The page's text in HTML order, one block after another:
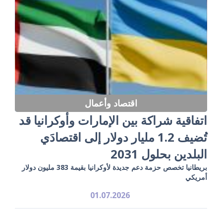
اقتصاد وأعمال
اتفاقية شراكة بين الإمارات وأوكرانيا قد
تُضيف 1.2 مليار دولار إلى اقتصادَي
البلدين بحلول 2031
بريطانيا تخصص حزمة دعم جديدة لأوكرانيا بقيمة 383 مليون دولار
أمريكي
01.07.2026